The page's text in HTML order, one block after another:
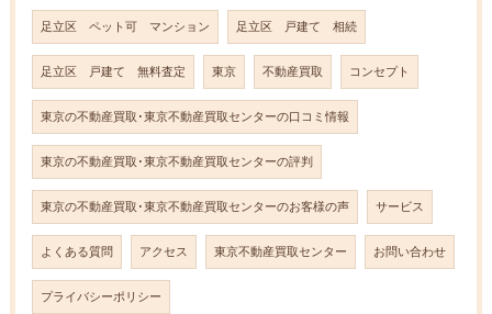
足立区 ペット可 マンション 足立区 戸建て 相続
足立区 戸建て 無料査定 東京 不動産買取 コンセプト
東京の不動産買取･東京不動産買取センターの口コミ情報
東京の不動産買取･東京不動産買取センターの評判
東京の不動産買取･東京不動産買取センターのお客様の声 サービス
よくある質問 アクセス 東京不動産買取センター お問い合わせ
プライバシーポリシー